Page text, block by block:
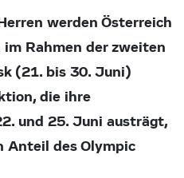
werden Österreich
Rahmen der zweiten
(21. bis 30. Juni)
die ihre
und 25. Juni austrägt,
des Olympic